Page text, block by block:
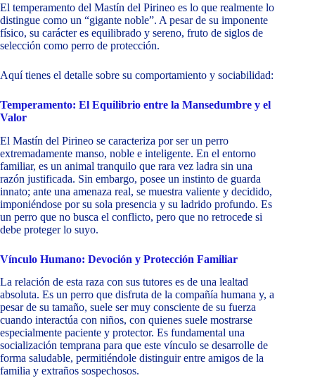
El temperamento del Mastín del Pirineo es lo que realmente lo
distingue como un “gigante noble”. A pesar de su imponente
físico, su carácter es equilibrado y sereno, fruto de siglos de
selección como perro de protección.
Aquí tienes el detalle sobre su comportamiento y sociabilidad:
Temperamento: El Equilibrio entre la Mansedumbre y el
Valor
El Mastín del Pirineo se caracteriza por ser un perro
extremadamente manso, noble e inteligente. En el entorno
familiar, es un animal tranquilo que rara vez ladra sin una
razón justificada. Sin embargo, posee un instinto de guarda
innato; ante una amenaza real, se muestra valiente y decidido,
imponiéndose por su sola presencia y su ladrido profundo. Es
un perro que no busca el conflicto, pero que no retrocede si
debe proteger lo suyo.
Vínculo Humano: Devoción y Protección Familiar
La relación de esta raza con sus tutores es de una lealtad
absoluta. Es un perro que disfruta de la compañía humana y, a
pesar de su tamaño, suele ser muy consciente de su fuerza
cuando interactúa con niños, con quienes suele mostrarse
especialmente paciente y protector. Es fundamental una
socialización temprana para que este vínculo se desarrolle de
forma saludable, permitiéndole distinguir entre amigos de la
familia y extraños sospechosos.